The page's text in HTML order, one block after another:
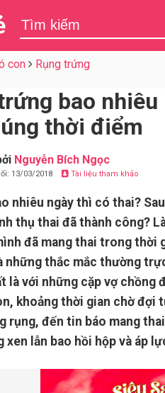
con Rụng trứng
bao
thời điểm
Nguyễn Bích Ngọc
13/03/2018 Tài liệu tham khảo
nhiêu ngày thì có thai?
thụ thai đã thành công?
đã mang thai trong thời
những thắc mắc thường
là với những cặp vợ chồng
khoảng thời gian chờ đợi
rụng, đến tin báo mang
xen lẫn bao hồi hộp và áp